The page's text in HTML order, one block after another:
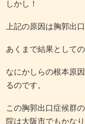
しかし！
上記の原因は胸郭出
あくまで結果として
なにかしらの根本原
るのです。
この胸郭出口症候群
院は大阪市でもかな